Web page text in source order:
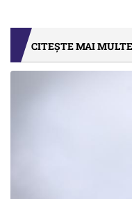
CITEȘTE MAI